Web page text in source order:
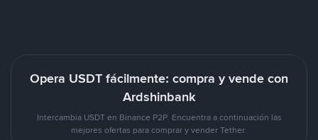
Opera USDT fácilmente: compra y vende con
Ardshinbank
Intercambia USDT en Binance P2P. Encuentra a continuación las
mejores ofertas para comprar y vender Tether.